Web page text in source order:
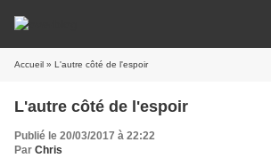
Accueil » L'autre côté de l'espoir
L'autre côté de l'espoir
Publié le 20/03/2017 à 22:22
Par Chris